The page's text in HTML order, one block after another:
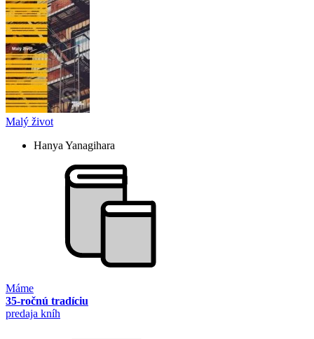
Malý život
Hanya Yanagihara
Máme
35-ročnú tradíciu
predaja kníh